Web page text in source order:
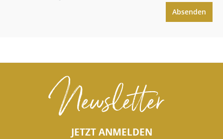
Absenden
Newsletter
JETZT ANMELDEN